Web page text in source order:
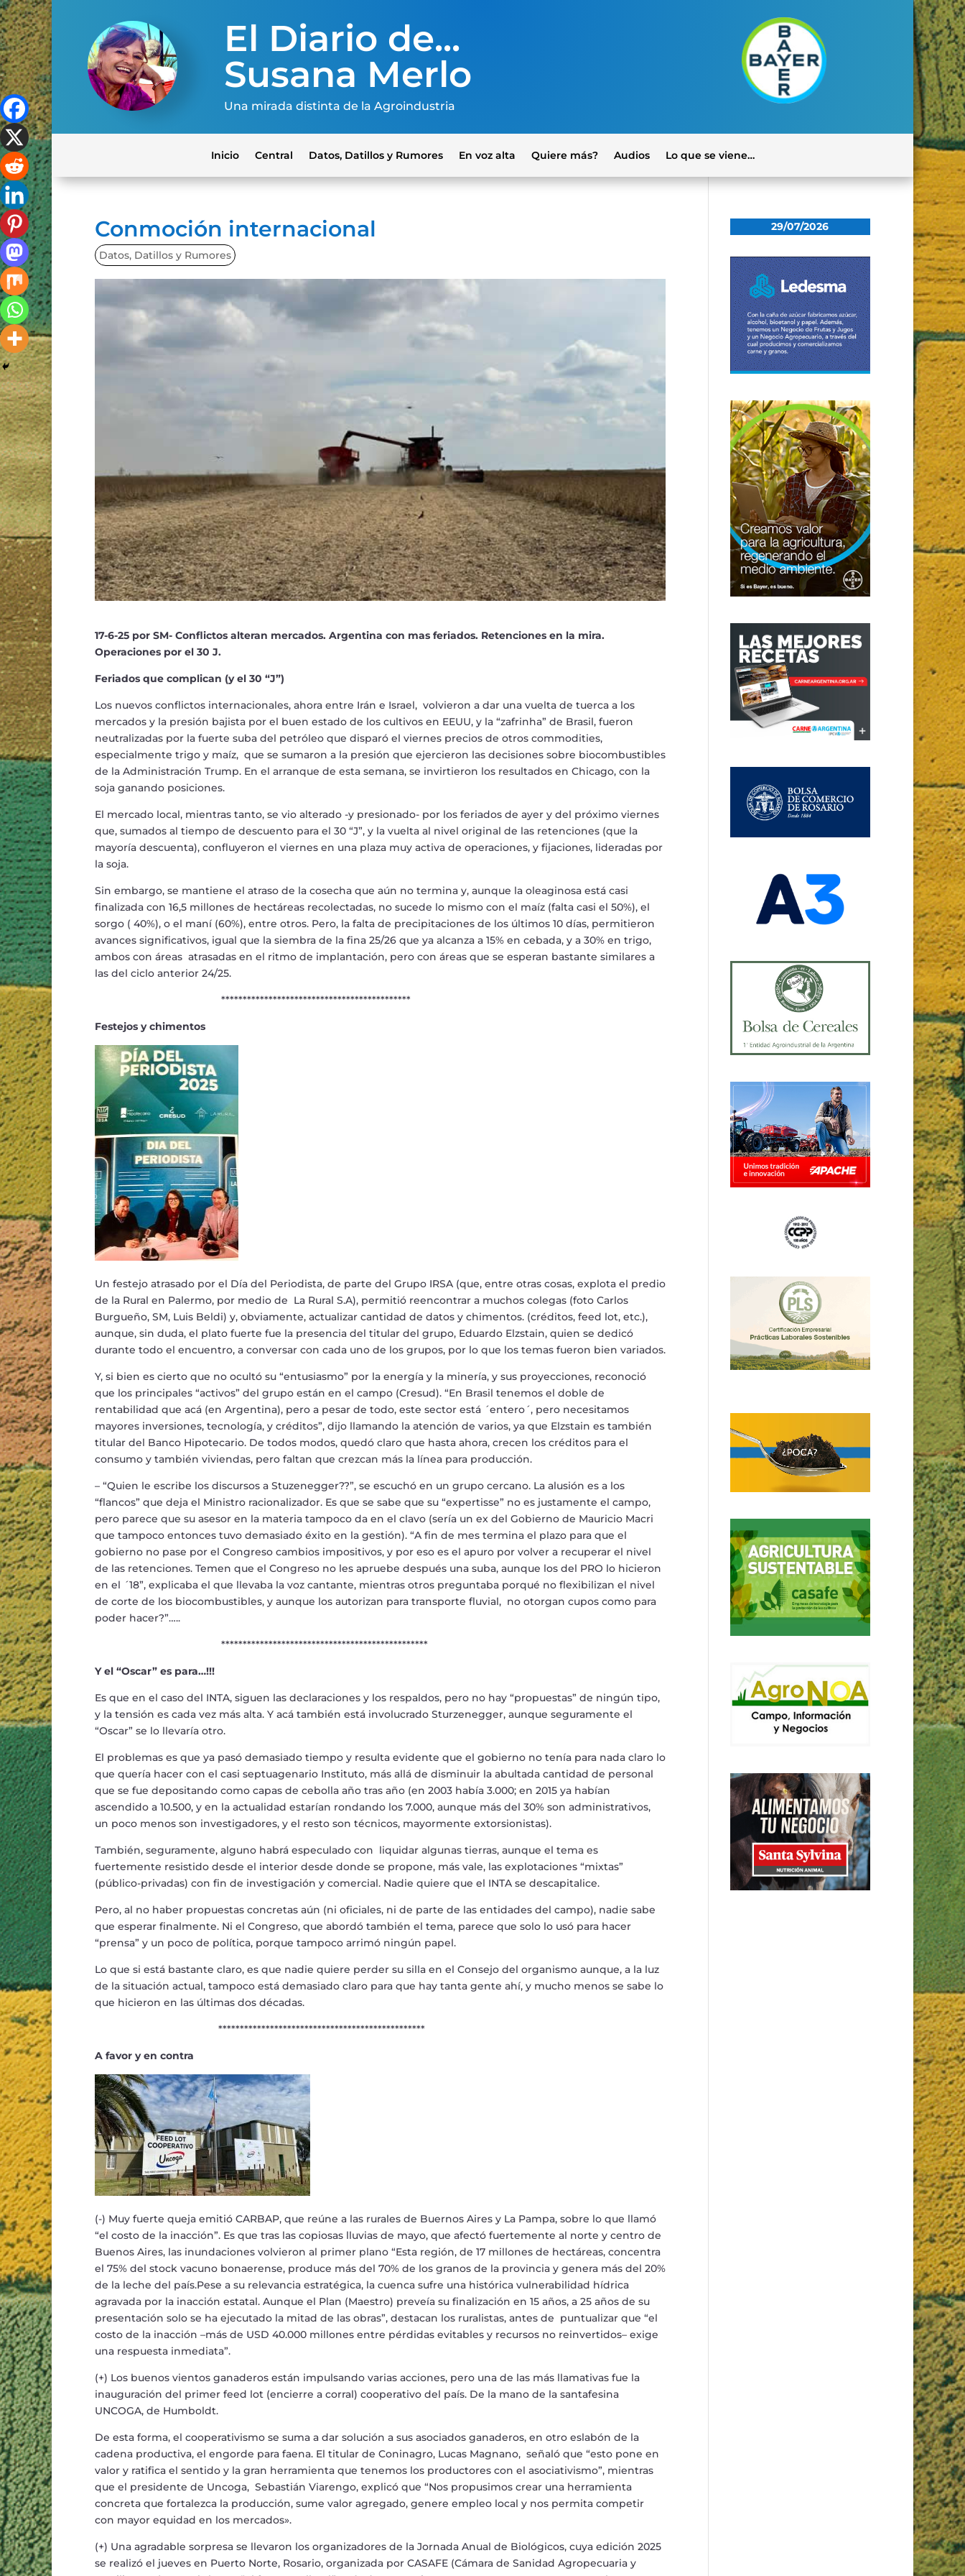
El Diario de...
Susana Merlo
Una mirada distinta de la Agroindustria
Inicio Central Datos, Datillos y Rumores En voz alta Quiere más? Audios Lo que se viene…
Conmoción internacional
Datos, Datillos y Rumores
17-6-25 por SM- Conflictos alteran mercados. Argentina con mas feriados. Retenciones en la mira.
Operaciones por el 30 J.
Feriados que complican (y el 30 “J”)
Los nuevos conflictos internacionales, ahora entre Irán e Israel, volvieron a dar una vuelta de tuerca a los
mercados y la presión bajista por el buen estado de los cultivos en EEUU, y la “zafrinha” de Brasil, fueron
neutralizadas por la fuerte suba del petróleo que disparó el viernes precios de otros commodities,
especialmente trigo y maíz, que se sumaron a la presión que ejercieron las decisiones sobre biocombustibles
de la Administración Trump. En el arranque de esta semana, se invirtieron los resultados en Chicago, con la
soja ganando posiciones.
El mercado local, mientras tanto, se vio alterado -y presionado- por los feriados de ayer y del próximo viernes
que, sumados al tiempo de descuento para el 30 “J”, y la vuelta al nivel original de las retenciones (que la
mayoría descuenta), confluyeron el viernes en una plaza muy activa de operaciones, y fijaciones, lideradas por
la soja.
Sin embargo, se mantiene el atraso de la cosecha que aún no termina y, aunque la oleaginosa está casi
finalizada con 16,5 millones de hectáreas recolectadas, no sucede lo mismo con el maíz (falta casi el 50%), el
sorgo ( 40%), o el maní (60%), entre otros. Pero, la falta de precipitaciones de los últimos 10 días, permitieron
avances significativos, igual que la siembra de la fina 25/26 que ya alcanza a 15% en cebada, y a 30% en trigo,
ambos con áreas atrasadas en el ritmo de implantación, pero con áreas que se esperan bastante similares a
las del ciclo anterior 24/25.
********************************************
Festejos y chimentos
Un festejo atrasado por el Día del Periodista, de parte del Grupo IRSA (que, entre otras cosas, explota el predio
de la Rural en Palermo, por medio de La Rural S.A), permitió reencontrar a muchos colegas (foto Carlos
Burgueño, SM, Luis Beldi) y, obviamente, actualizar cantidad de datos y chimentos. (créditos, feed lot, etc.),
aunque, sin duda, el plato fuerte fue la presencia del titular del grupo, Eduardo Elzstain, quien se dedicó
durante todo el encuentro, a conversar con cada uno de los grupos, por lo que los temas fueron bien variados.
Y, si bien es cierto que no ocultó su “entusiasmo” por la energía y la minería, y sus proyecciones, reconoció
que los principales “activos” del grupo están en el campo (Cresud). “En Brasil tenemos el doble de
rentabilidad que acá (en Argentina), pero a pesar de todo, este sector está ´entero´, pero necesitamos
mayores inversiones, tecnología, y créditos”, dijo llamando la atención de varios, ya que Elzstain es también
titular del Banco Hipotecario. De todos modos, quedó claro que hasta ahora, crecen los créditos para el
consumo y también viviendas, pero faltan que crezcan más la línea para producción.
– “Quien le escribe los discursos a Stuzenegger??”, se escuchó en un grupo cercano. La alusión es a los
“flancos” que deja el Ministro racionalizador. Es que se sabe que su “expertisse” no es justamente el campo,
pero parece que su asesor en la materia tampoco da en el clavo (sería un ex del Gobierno de Mauricio Macri
que tampoco entonces tuvo demasiado éxito en la gestión). “A fin de mes termina el plazo para que el
gobierno no pase por el Congreso cambios impositivos, y por eso es el apuro por volver a recuperar el nivel
de las retenciones. Temen que el Congreso no les apruebe después una suba, aunque los del PRO lo hicieron
en el ´18”, explicaba el que llevaba la voz cantante, mientras otros preguntaba porqué no flexibilizan el nivel
de corte de los biocombustibles, y aunque los autorizan para transporte fluvial, no otorgan cupos como para
poder hacer?”…..
************************************************
Y el “Oscar” es para…!!!
Es que en el caso del INTA, siguen las declaraciones y los respaldos, pero no hay “propuestas” de ningún tipo,
y la tensión es cada vez más alta. Y acá también está involucrado Sturzenegger, aunque seguramente el
“Oscar” se lo llevaría otro.
El problemas es que ya pasó demasiado tiempo y resulta evidente que el gobierno no tenía para nada claro lo
que quería hacer con el casi septuagenario Instituto, más allá de disminuir la abultada cantidad de personal
que se fue depositando como capas de cebolla año tras año (en 2003 había 3.000; en 2015 ya habían
ascendido a 10.500, y en la actualidad estarían rondando los 7.000, aunque más del 30% son administrativos,
un poco menos son investigadores, y el resto son técnicos, mayormente extorsionistas).
También, seguramente, alguno habrá especulado con liquidar algunas tierras, aunque el tema es
fuertemente resistido desde el interior desde donde se propone, más vale, las explotaciones “mixtas”
(público-privadas) con fin de investigación y comercial. Nadie quiere que el INTA se descapitalice.
Pero, al no haber propuestas concretas aún (ni oficiales, ni de parte de las entidades del campo), nadie sabe
que esperar finalmente. Ni el Congreso, que abordó también el tema, parece que solo lo usó para hacer
“prensa” y un poco de política, porque tampoco arrimó ningún papel.
Lo que si está bastante claro, es que nadie quiere perder su silla en el Consejo del organismo aunque, a la luz
de la situación actual, tampoco está demasiado claro para que hay tanta gente ahí, y mucho menos se sabe lo
que hicieron en las últimas dos décadas.
************************************************
A favor y en contra
(-) Muy fuerte queja emitió CARBAP, que reúne a las rurales de Buernos Aires y La Pampa, sobre lo que llamó
“el costo de la inacción”. Es que tras las copiosas lluvias de mayo, que afectó fuertemente al norte y centro de
Buenos Aires, las inundaciones volvieron al primer plano “Esta región, de 17 millones de hectáreas, concentra
el 75% del stock vacuno bonaerense, produce más del 70% de los granos de la provincia y genera más del 20%
de la leche del país.Pese a su relevancia estratégica, la cuenca sufre una histórica vulnerabilidad hídrica
agravada por la inacción estatal. Aunque el Plan (Maestro) preveía su finalización en 15 años, a 25 años de su
presentación solo se ha ejecutado la mitad de las obras”, destacan los ruralistas, antes de puntualizar que “el
costo de la inacción –más de USD 40.000 millones entre pérdidas evitables y recursos no reinvertidos– exige
una respuesta inmediata”.
(+) Los buenos vientos ganaderos están impulsando varias acciones, pero una de las más llamativas fue la
inauguración del primer feed lot (encierre a corral) cooperativo del país. De la mano de la santafesina
UNCOGA, de Humboldt.
De esta forma, el cooperativismo se suma a dar solución a sus asociados ganaderos, en otro eslabón de la
cadena productiva, el engorde para faena. El titular de Coninagro, Lucas Magnano, señaló que “esto pone en
valor y ratifica el sentido y la gran herramienta que tenemos los productores con el asociativismo”, mientras
que el presidente de Uncoga, Sebastián Viarengo, explicó que “Nos propusimos crear una herramienta
concreta que fortalezca la producción, sume valor agregado, genere empleo local y nos permita competir
con mayor equidad en los mercados».
(+) Una agradable sorpresa se llevaron los organizadores de la Jornada Anual de Biológicos, cuya edición 2025
se realizó el jueves en Puerto Norte, Rosario, organizada por CASAFE (Cámara de Sanidad Agropecuaria y
29/07/2026